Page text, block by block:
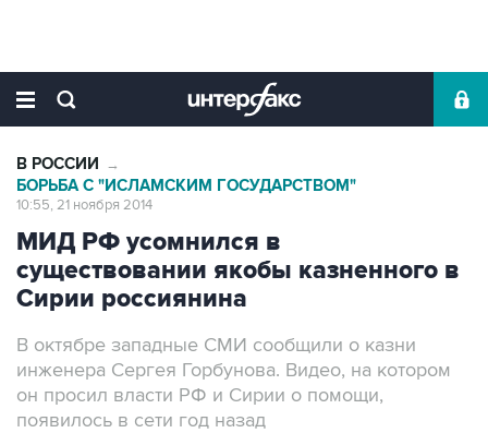
В РОССИИ →
БОРЬБА С "ИСЛАМСКИМ ГОСУДАРСТВОМ"
10:55, 21 ноября 2014
МИД РФ усомнился в
существовании якобы казненного в
Сирии россиянина
В октябре западные СМИ сообщили о казни
инженера Сергея Горбунова. Видео, на котором
он просил власти РФ и Сирии о помощи,
появилось в сети год назад